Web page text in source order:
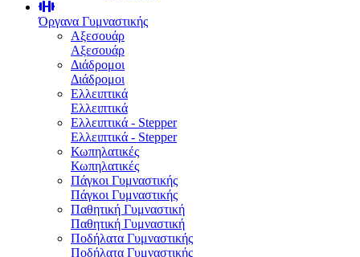
Όργανα Γυμναστικής
Αξεσουάρ
Αξεσουάρ
Διάδρομοι
Διάδρομοι
Ελλειπτικά
Ελλειπτικά
Ελλειπτικά - Stepper
Ελλειπτικά - Stepper
Κωπηλατικές
Κωπηλατικές
Πάγκοι Γυμναστικής
Πάγκοι Γυμναστικής
Παθητική Γυμναστική
Παθητική Γυμναστική
Ποδήλατα Γυμναστικής
Ποδήλατα Γυμναστικής